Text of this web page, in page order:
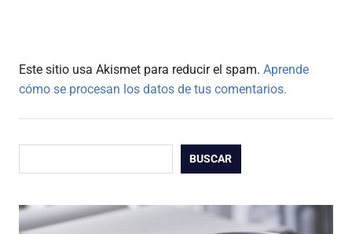
Este sitio usa Akismet para reducir el spam. Aprende
cómo se procesan los datos de tus comentarios.
BUSCAR